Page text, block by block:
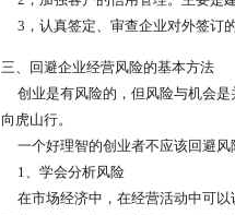
3，认真签定、审查企业对外签订
三、回避企业经营风险的基本方法
创业是有风险的，但风险与机会是
向虎山行。
一个好理智的创业者不应该回避风
1、学会分析风险
在市场经济中，在经营活动中可以